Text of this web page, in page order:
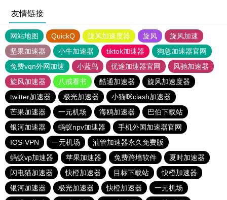
友情链接
网站地图 QuickQ 旋风加速度器 旋风
旋风加速
坚果加速器
小牛加速器 tiktok加速器
狗急加速器官网
免费vqn外网加速
小蓝鸟 优途加速器官网
风驰加速器
旋风加速器
八戒看书 酷通加速器
旋风加速度器
twitter加速器
极光加速器
小猫咪ciash加速器
芒果加速器
一元机场 海鸥加速器
巴伯下载站
银河加速器
蚂蚁npv加速器
手机外国加速器官网
IOS-VPN
一元机场
油管加速器永久免费版
蚂蚁vp加速器
苹果加速器 免费跨墙软件
夏时加速器
闪电猫加速器
快橙加速器 目标下载站
快橙加速器
银河加速器
极光加速器 快橙加速器
一元机场